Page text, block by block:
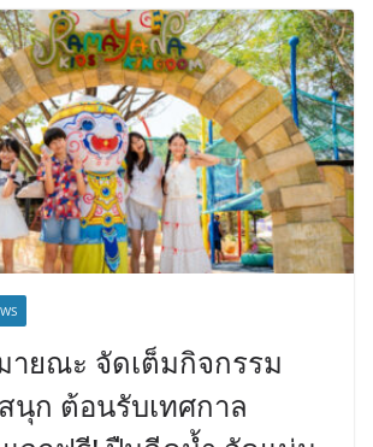
ายณะ จัดเต็มกิจกรรม
นุก ต้อนรับเทศกาล